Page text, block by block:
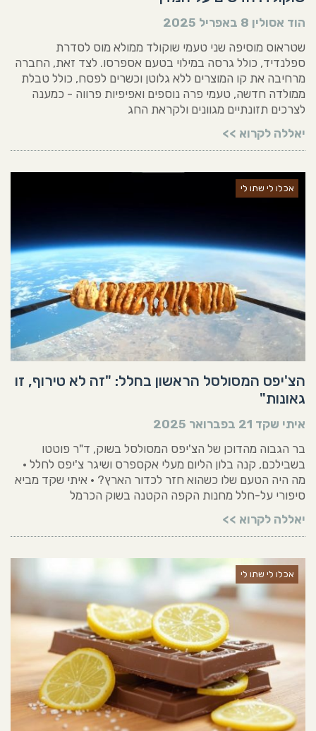
הוד אסולין 8 באפריל 2025
שטראוס מוסיפה שני טעמי שוקולד ממולא מוס לסדרת
ספלנדיד, כולל גרסה במילוי בטעם אספרסו. לצד זאת, החברה
מרחיבה את קו המוצרים ללא גלוטן וכשרים לפסח, כולל טבלת
ממולדה חדשה, טעמי פרה נוספים ואפיפיות פרווה - כמענה
לצרכים תזונתיים מגוונים ולקראת החג
יאללה לקרוא >>
אכלו לי שתו לי
הצ'יפס המסולסל הראשון בחלל: "זה לא טירוף, זו
גאונות"
איתי שקד 21 בפברואר 2025
בר הגבוה מהדוכן של הצ'יפס המסולסל בשוק, ד"ר פוטטו
בשבילכם, קנה בלון הליום מעלי אקספרס ושיגר צ'יפס לחלל •
מה היה הטעם שלו כשהוא חזר לכדור הארץ? • איתי שקד מביא
סיפורי על-חלל מחנות הקפה הקטנה בשוק הכרמל
יאללה לקרוא >>
אכלו לי שתו לי